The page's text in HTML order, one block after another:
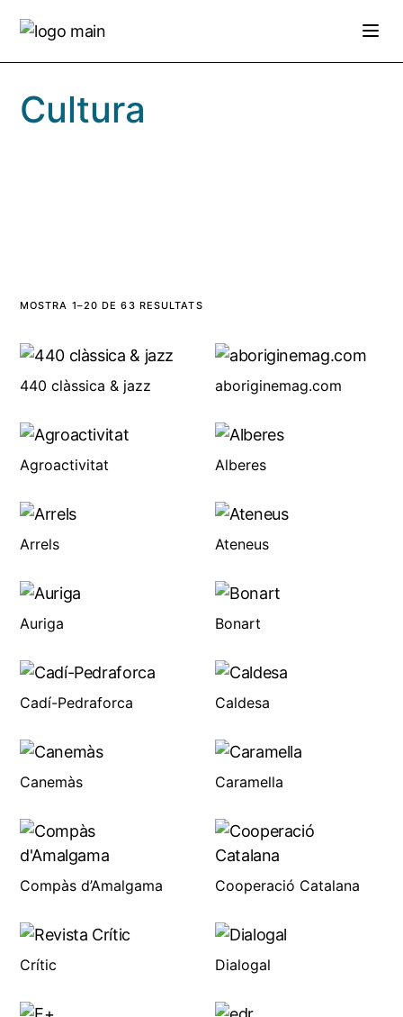
the
Cultura
MOSTRA 1–20 DE 63 RESULTATS
440 clàssica & jazz aboriginemag.com
Agroactivitat Alberes
Arrels Ateneus
Auriga Bonart
Cadí-Pedraforca Caldesa
Canemàs Caramella
Compàs d’Amalgama Cooperació Catalana
Crític Dialogal